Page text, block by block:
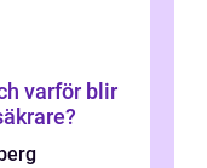
varför blir